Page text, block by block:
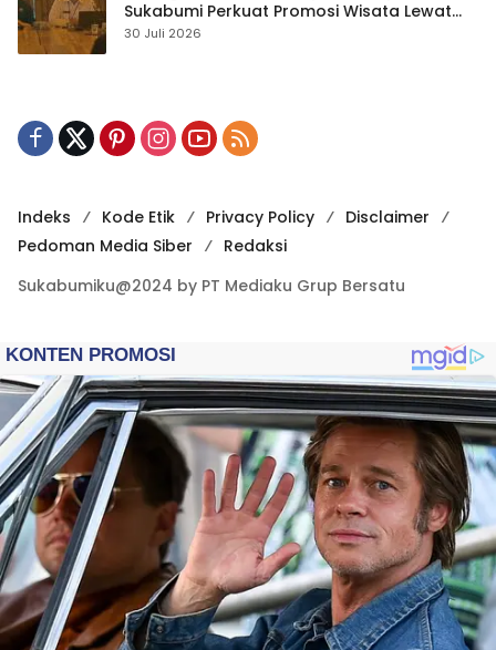
Sukabumi Perkuat Promosi Wisata Lewat
Publikasi Digital
30 Juli 2026
Indeks Kode Etik Privacy Policy
Disclaimer
Pedoman Media Siber
Redaksi
Sukabumiku@2024 by PT Mediaku Grup Bersatu